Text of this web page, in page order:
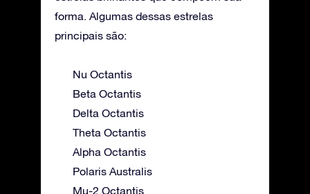
forma. Algumas dessas estrelas
principais são:
Nu Octantis
Beta Octantis
Delta Octantis
Theta Octantis
Alpha Octantis
Polaris Australis
Mu-2 Octantis